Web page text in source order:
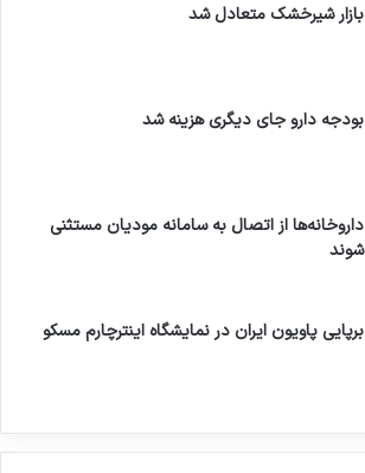
بازار شیرخشک متعادل شد
بودجه دارو جای دیگری هزینه شد
داروخانه‌ها از اتصال به سامانه مودیان مستثنی
شوند
برپایی پاویون ایران در نمایشگاه اینترچارم مسکو